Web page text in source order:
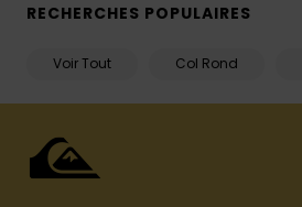
RECHERCHES POPULAIRES
Voir Tout Col Rond